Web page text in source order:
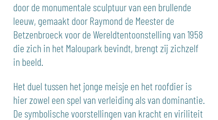
door de monumentale sculptuur van een brullende
leeuw, gemaakt door Raymond de Meester de
Betzenbroeck voor de Wereldtentoonstelling van 1958
die zich in het Maloupark bevindt, brengt zij zichzelf
in beeld.
Het duel tussen het jonge meisje en het roofdier is
hier zowel een spel van verleiding als van dominantie.
De symbolische voorstellingen van kracht en viriliteit